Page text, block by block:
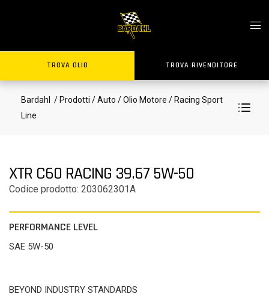
TROVA OLIO TROVA RIVENDITORE
Bardahl / Prodotti / Auto / Olio Motore / Racing Sport
Line
XTR C60 RACING 39.67 5W-50
Codice prodotto: 203062301A
PERFORMANCE LEVEL
SAE 5W-50
BEYOND INDUSTRY STANDARDS